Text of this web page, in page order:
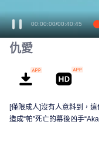
00:00:00/00:40:45
仇愛
[僅限成人]沒有人意料到，
造成“帕”死亡的幕後凶手